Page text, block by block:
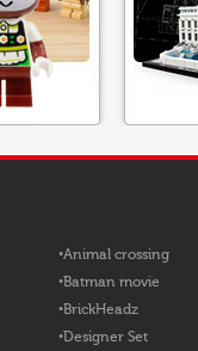
Animal crossing
Batman movie
BrickHeadz
Designer Set